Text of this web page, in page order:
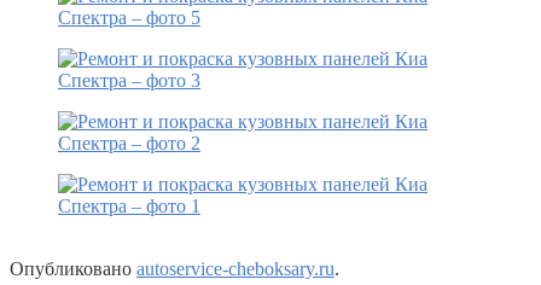
Опубликовано autoservice-cheboksary.ru.